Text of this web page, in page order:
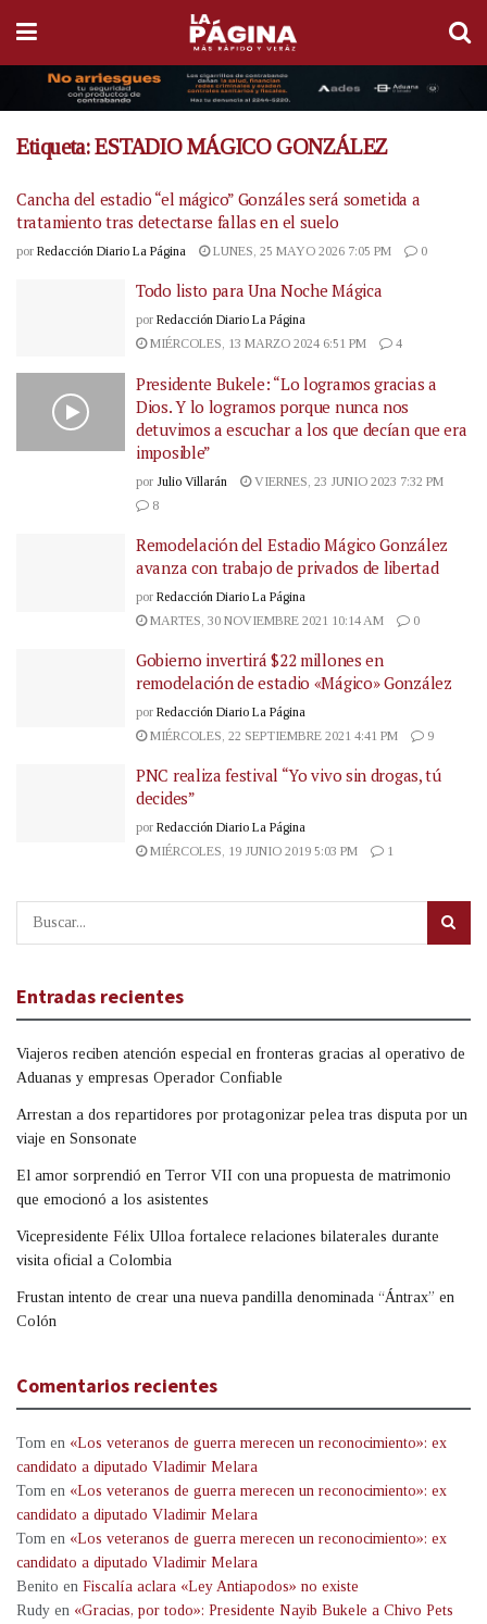
Etiqueta:ESTADIO MÁGICO GONZÁLEZ
Cancha del estadio “el mágico” Gonzáles será sometida a
tratamiento tras detectarse fallas en el suelo
por Redacción Diario La Página LUNES, 25 MAYO 2026 7:05 PM 0
Todo listo para Una Noche Mágica
por Redacción Diario La Página
MIÉRCOLES, 13 MARZO 2024 6:51 PM
4
Presidente Bukele: “Lo logramos gracias a
Dios. Y lo logramos porque nunca nos
detuvimos a escuchar a los que decían que era
imposible”
por Julio Villarán
VIERNES, 23 JUNIO 2023 7:32 PM
8
Remodelación del Estadio Mágico González
avanza con trabajo de privados de libertad
por Redacción Diario La Página
MARTES, 30 NOVIEMBRE 2021 10:14 AM
0
Gobierno invertirá $22 millones en
remodelación de estadio «Mágico» González
por Redacción Diario La Página
MIÉRCOLES, 22 SEPTIEMBRE 2021 4:41 PM
9
PNC realiza festival “Yo vivo sin drogas, tú
decides”
por Redacción Diario La Página
MIÉRCOLES, 19 JUNIO 2019 5:03 PM
1
Entradas recientes
Viajeros reciben atención especial en fronteras gracias al operativo de
Aduanas y empresas Operador Confiable
Arrestan a dos repartidores por protagonizar pelea tras disputa por un
viaje en Sonsonate
El amor sorprendió en Terror VII con una propuesta de matrimonio
que emocionó a los asistentes
Vicepresidente Félix Ulloa fortalece relaciones bilaterales durante
visita oficial a Colombia
Frustan intento de crear una nueva pandilla denominada “Ántrax” en
Colón
Comentarios recientes
Tom en «Los veteranos de guerra merecen un reconocimiento»: ex
candidato a diputado Vladimir Melara
Tom en «Los veteranos de guerra merecen un reconocimiento»: ex
candidato a diputado Vladimir Melara
Tom en «Los veteranos de guerra merecen un reconocimiento»: ex
candidato a diputado Vladimir Melara
Benito en Fiscalía aclara «Ley Antiapodos» no existe
Rudy en «Gracias, por todo»: Presidente Nayib Bukele a Chivo Pets